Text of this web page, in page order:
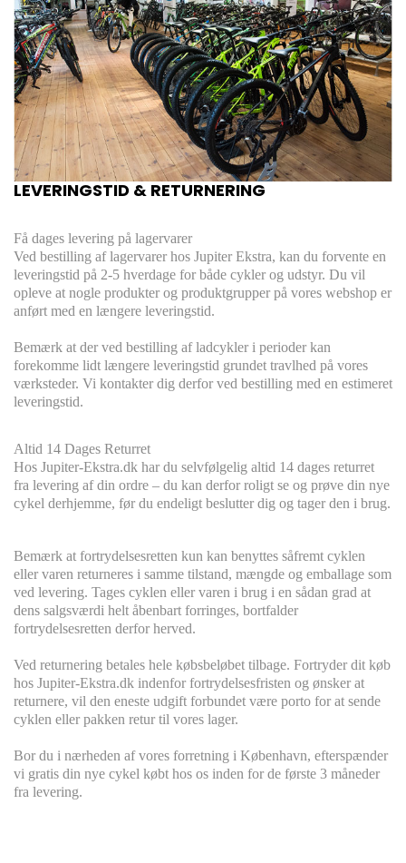
LEVERINGSTID & RETURNERING
Få dages levering på lagervarer
Ved bestilling af lagervarer hos Jupiter Ekstra, kan du forvente en
leveringstid på 2-5 hverdage for både cykler og udstyr. Du vil
opleve at nogle produkter og produktgrupper på vores webshop er
anført med en længere leveringstid.
Bemærk at der ved bestilling af ladcykler i perioder kan
forekomme lidt længere leveringstid grundet travlhed på vores
værksteder. Vi kontakter dig derfor ved bestilling med en estimeret
leveringstid.
Altid 14 Dages Returret
Hos Jupiter-Ekstra.dk har du selvfølgelig altid 14 dages returret
fra levering af din ordre – du kan derfor roligt se og prøve din nye
cykel derhjemme, før du endeligt beslutter dig og tager den i brug.
Bemærk at fortrydelsesretten kun kan benyttes såfremt cyklen
eller varen returneres i samme tilstand, mængde og emballage som
ved levering. Tages cyklen eller varen i brug i en sådan grad at
dens salgsværdi helt åbenbart forringes, bortfalder
fortrydelsesretten derfor herved.
Ved returnering betales hele købsbeløbet tilbage. Fortryder dit køb
hos Jupiter-Ekstra.dk indenfor fortrydelsesfristen og ønsker at
returnere, vil den eneste udgift forbundet være porto for at sende
cyklen eller pakken retur til vores lager.
Bor du i nærheden af vores forretning i København, efterspænder
vi gratis din nye cykel købt hos os inden for de første 3 måneder
fra levering.